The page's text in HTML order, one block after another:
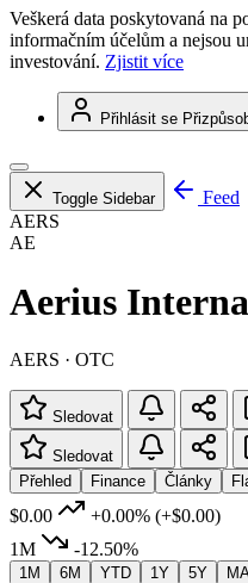
Veškerá data poskytovaná na
informačním účelům a nejsou
investování. Zjistit více
Přihlásit se
Toggle Sidebar
Feed
AERS
AE
Aerius
AERS · OTC
Sledovat
Sledovat
Přehled
Finance Články
$0.00 +0.00% (+$0.00)
1M
-12.50%
1M 6M YTD 1Y 5Y